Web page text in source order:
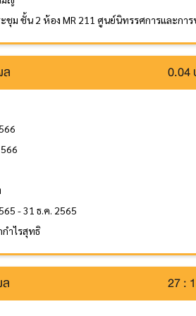
ชุม ชั้น 2 ห้อง MR 211 ศูนย์นิทรรศการและกา
ล
- 31 ธ.ค. 2565
ำไรสุทธิ
27 :